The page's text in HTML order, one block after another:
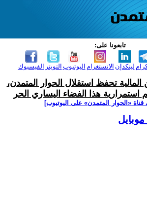
تابعونا على:
الفيسبوك التويتر اليوتيوب الانستغرام لينكدإن
المالية تحفظ استقلال الحوار المتمدن،
هذا الفضاء اليساري الحر
‫«الحوار المتمدن» على اليوتيوب]